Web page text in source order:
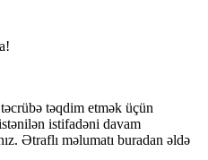
təqdim etmək üçün
istifadəni davam
Ətraflı məlumatı buradan əldə